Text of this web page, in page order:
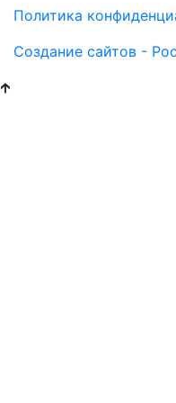
Политика
Создание сайтов -
🡱